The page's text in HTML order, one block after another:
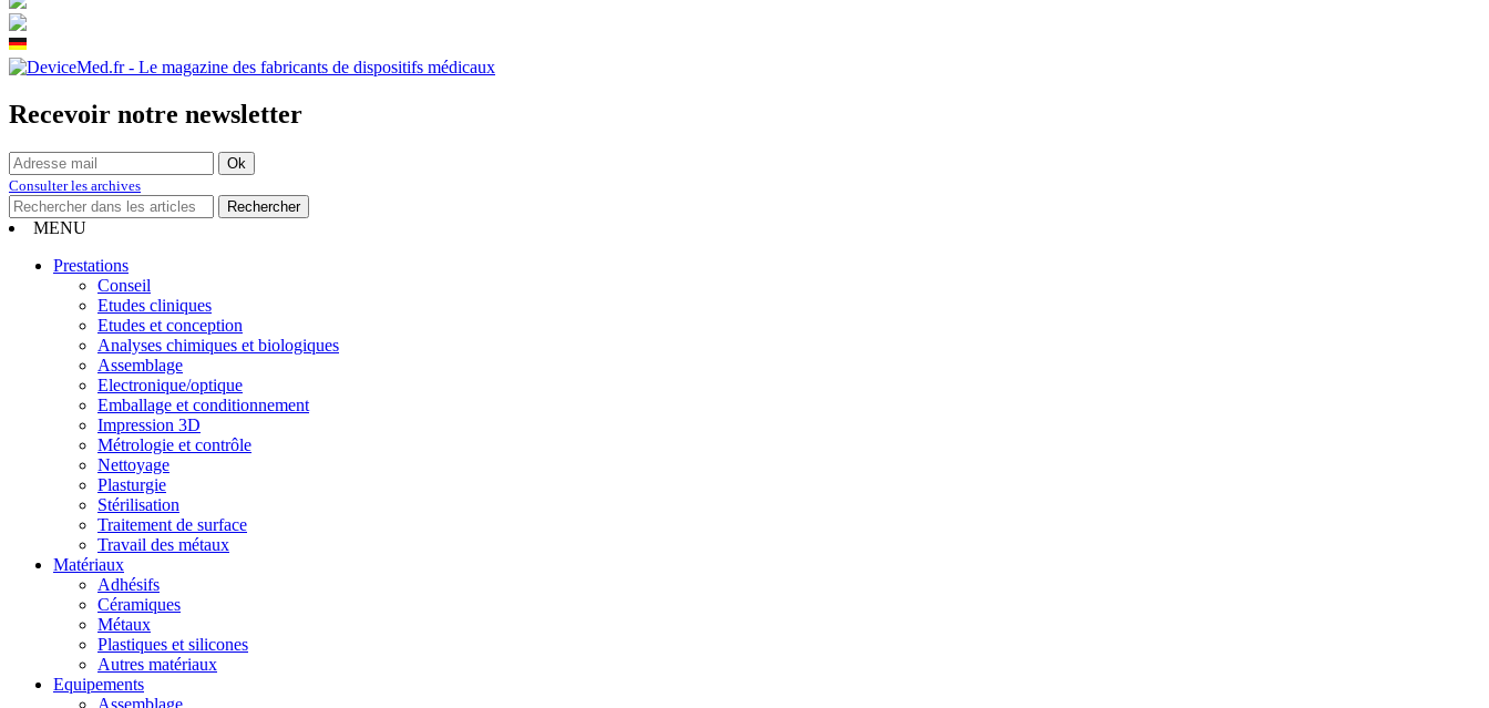
Recevoir notre newsletter
Consulter les archives
MENU
Prestations
Conseil
Etudes cliniques
Etudes et conception
Analyses chimiques et biologiques
Assemblage
Electronique/optique
Emballage et conditionnement
Impression 3D
Métrologie et contrôle
Nettoyage
Plasturgie
Stérilisation
Traitement de surface
Travail des métaux
Matériaux
Adhésifs
Céramiques
Métaux
Plastiques et silicones
Autres matériaux
Equipements
Assemblage